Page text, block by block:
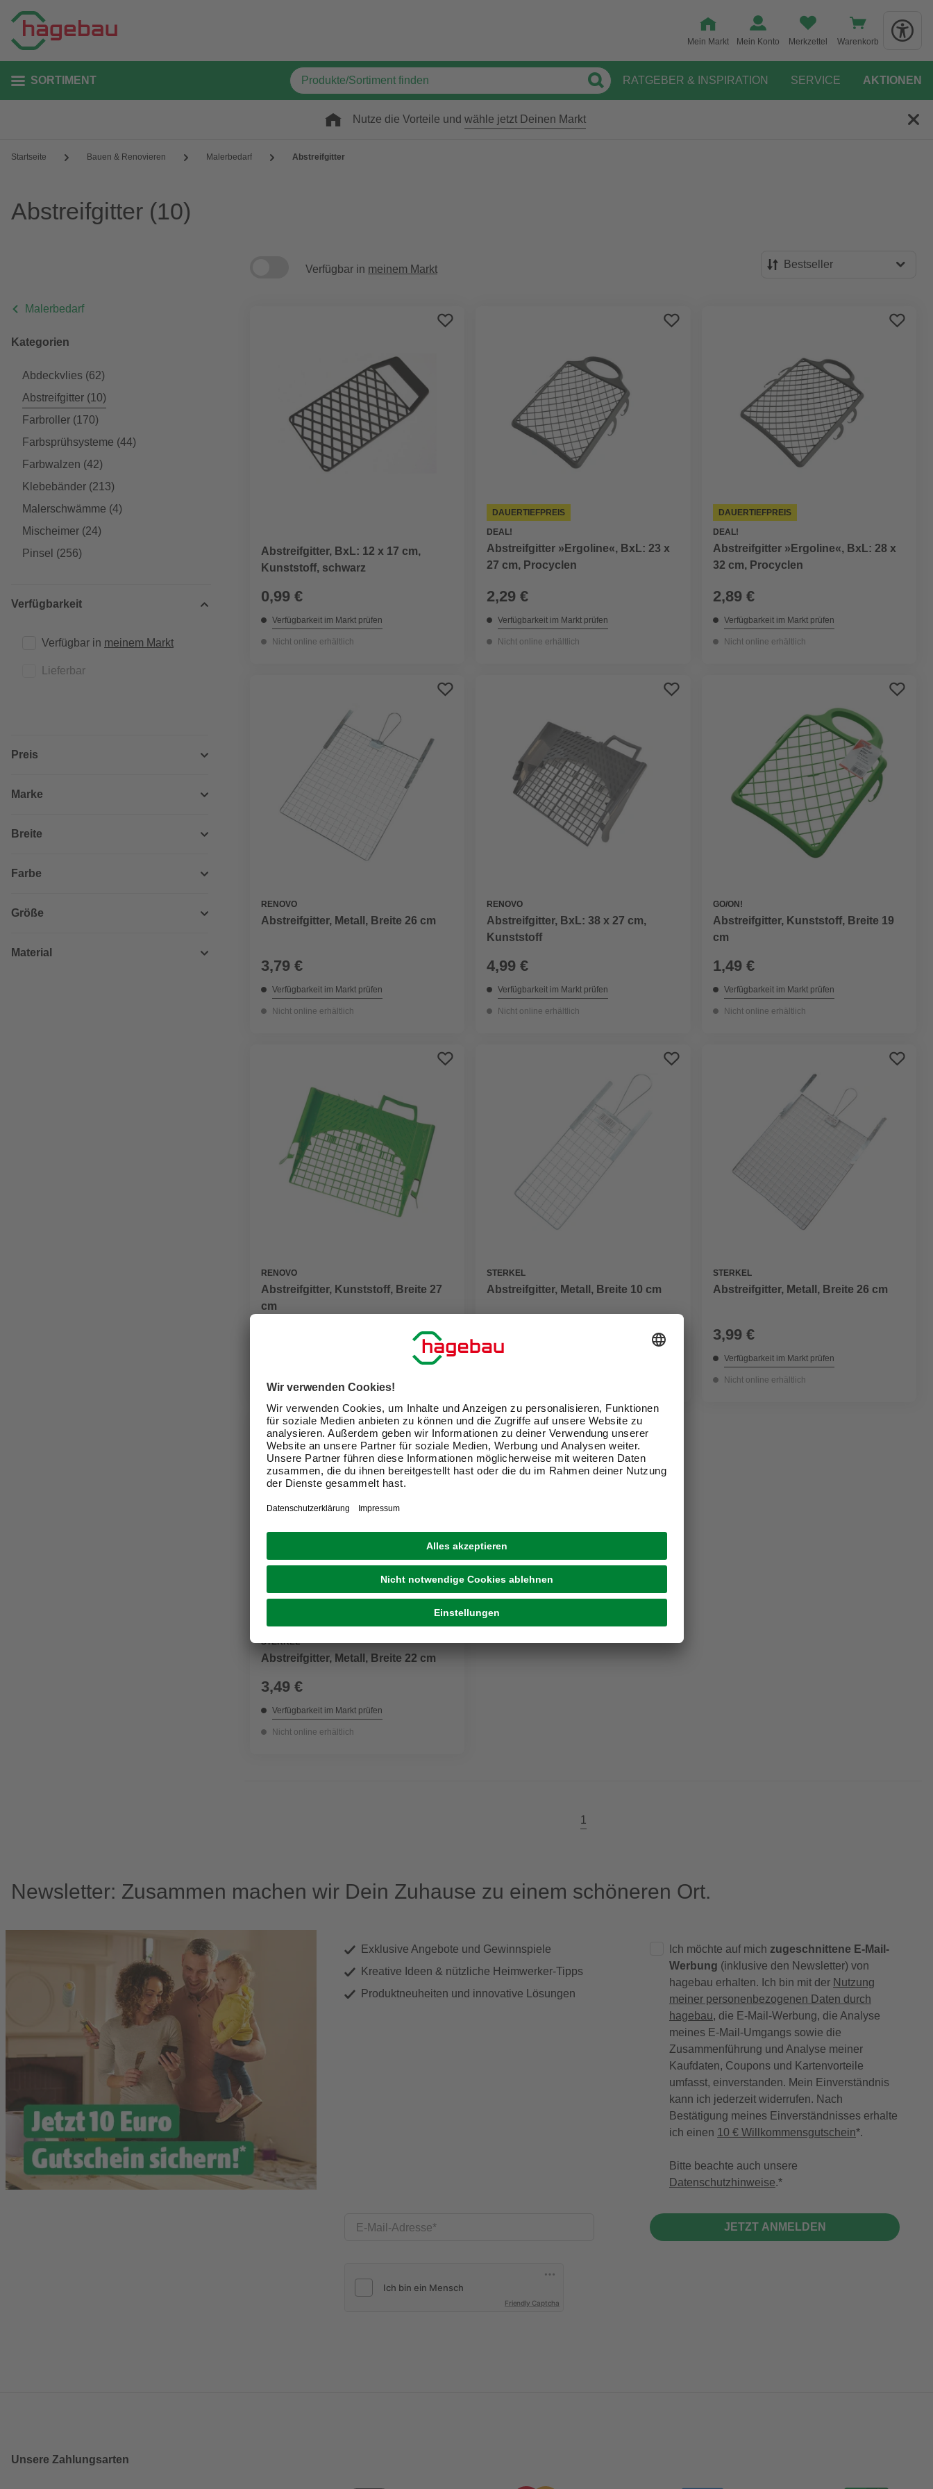
Mein Markt Mein Konto Merkzettel Warenkorb
SORTIMENT RATGEBER & INSPIRATION SERVICE AKTIONEN
Nutze die Vorteile und wähle jetzt Deinen Markt
Startseite Bauen & Renovieren Malerbedarf Abstreifgitter
Abstreifgitter (10)
Malerbedarf
Kategorien
Abdeckvlies (62)
Abstreifgitter (10)
Farbroller (170)
Farbsprühsysteme (44)
Farbwalzen (42)
Klebebänder (213)
Malerschwämme (4)
Mischeimer (24)
Pinsel (256)
Verfügbarkeit
Verfügbar in meinem Markt
Lieferbar
Preis
Marke
Breite
Farbe
Größe
Material
Verfügbar in meinem Markt Bestseller
Bewertung
Abstreifgitter, BxL: 12 x 17 cm,
Kunststoff, schwarz
0,99 €
Verfügbarkeit im Markt prüfen
Nicht online erhältlich
DAUERTIEFPREIS
DEAL!
Abstreifgitter »Ergoline«, BxL: 23 x
27 cm, Procyclen
2,29 €
Verfügbarkeit im Markt prüfen
Nicht online erhältlich
DAUERTIEFPREIS
DEAL!
Abstreifgitter »Ergoline«, BxL: 28 x
32 cm, Procyclen
2,89 €
Verfügbarkeit im Markt prüfen
Nicht online erhältlich
RENOVO
Abstreifgitter, Metall, Breite 26 cm
3,79 €
Verfügbarkeit im Markt prüfen
Nicht online erhältlich
RENOVO
Abstreifgitter, BxL: 38 x 27 cm,
Kunststoff
4,99 €
Verfügbarkeit im Markt prüfen
Nicht online erhältlich
GO/ON!
Abstreifgitter, Kunststoff, Breite 19
cm
1,49 €
Verfügbarkeit im Markt prüfen
Nicht online erhältlich
RENOVO
Abstreifgitter, Kunststoff, Breite 27
cm
STERKEL
Abstreifgitter, Metall, Breite 10 cm
STERKEL
Abstreifgitter, Metall, Breite 26 cm
3,99 €
Verfügbarkeit im Markt prüfen
Nicht online erhältlich
STERKEL
Abstreifgitter, Metall, Breite 22 cm
3,49 €
Verfügbarkeit im Markt prüfen
Nicht online erhältlich
1
Newsletter: Zusammen machen wir Dein Zuhause zu einem schöneren Ort.
Exklusive Angebote und Gewinnspiele
Kreative Ideen & nützliche Heimwerker-Tipps
Produktneuheiten und innovative Lösungen
E-Mail-Adresse
Friendly Captcha
Ich möchte auf mich zugeschnittene E-Mail-
Werbung (inklusive den Newsletter) von
hagebau erhalten. Ich bin mit der Nutzung
meiner personenbezogenen Daten durch
hagebau, die E-Mail-Werbung, die Analyse
meines E-Mail-Umgangs sowie die
Zusammenführung und Analyse meiner
Kaufdaten, Coupons und Kartenvorteile
umfasst, einverstanden. Mein Einverständnis
kann ich jederzeit widerrufen. Nach
Bestätigung meines Einverständnisses erhalte
ich einen 10 € Willkommensgutschein*.
Bitte beachte auch unsere
Datenschutzhinweise.
JETZT ANMELDEN
Unsere Zahlungsarten